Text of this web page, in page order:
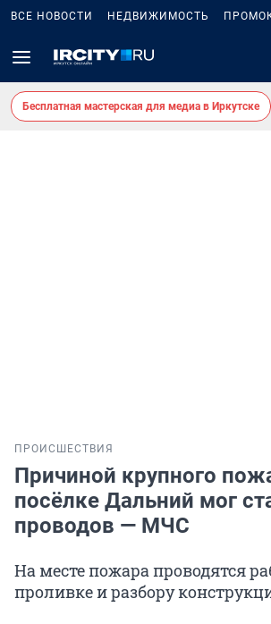
ВСЕ НОВОСТИ НЕДВИЖИМОСТЬ
Бесплатная мастерская для медиа в Иркутске
ПРОИСШЕСТВИЯ
Причиной крупного
посёлке Дальний мог
проводов — МЧС
На месте пожара проводятся
проливке и разбору